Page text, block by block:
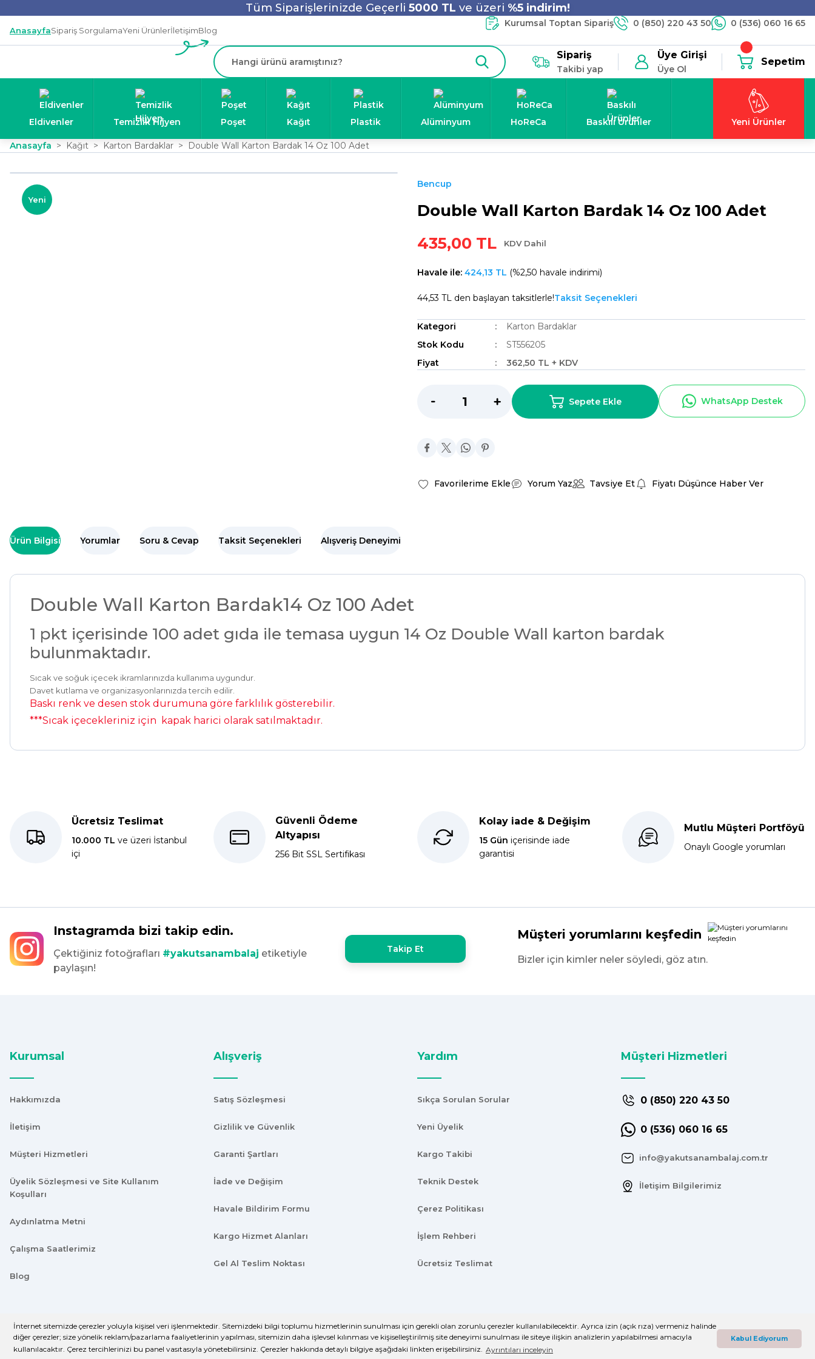
İnternet sitemizde çerezler yoluyla kişisel veri işlenmektedir. Sitemizdeki bilgi toplumu hizmetlerinin sunulması için gerekli olan zorunlu çerezler kullanılabilecektir. Ayrıca izin (açık rıza) vermeniz halinde
diğer çerezler; size yönelik reklam/pazarlama faaliyetlerinin yapılması, sitemizin daha işlevsel kılınması ve kişiselleştirilmiş site deneyimi sunulması ile siteye ilişkin analizlerin yapılabilmesi amacıyla
kullanılacaktır. Çerez tercihlerinizi bu panel vasıtasıyla yönetebilirsiniz. Çerezler hakkında detaylı bilgiye aşağıdaki linkten erişebilirsiniz. Ayrıntıları inceleyin
Kabul Ediyorum
Tüm Siparişlerinizde Geçerli 5000 TL ve üzeri %5 indirim!
AnasayfaSipariş SorgulamaYeni ÜrünlerİletişimBlog
Kurumsal Toptan Sipariş 0 (850) 220 43 50 0 (536) 060 16 65
Sipariş
Takibi yap
Üye Girişi
Üye Ol
Sepetim
Eldivenler Temizlik Hijyen Poşet Kağıt Plastik Alüminyum HoReCa Baskılı Ürünler Yeni Ürünler
Anasayfa Kağıt Karton Bardaklar Double Wall Karton Bardak 14 Oz 100 Adet
Yeni
Bencup
Double Wall Karton Bardak 14 Oz 100 Adet
435,00 TL
KDV Dahil
Havale ile: 424,13 TL (%2,50 havale indirimi)
44,53 TL den başlayan taksitlerle!Taksit Seçenekleri
Kategori
Karton Bardaklar
Stok Kodu
ST556205
Fiyat
362,50 TL + KDV
Sepete Ekle WhatsApp Destek
Yorum Yaz Tavsiye Et Fiyatı Düşünce Haber Ver
Ürün Bilgisi Yorumlar Soru & Cevap Taksit Seçenekleri Alışveriş Deneyimi
Double Wall Karton Bardak14 Oz 100 Adet
1 pkt içerisinde 100 adet gıda ile temasa uygun 14 Oz Double Wall karton bardak
bulunmaktadır.
Sıcak ve soğuk içecek ikramlarınızda kullanıma uygundur.
Davet kutlama ve organizasyonlarınızda tercih edilir.
Baskı renk ve desen stok durumuna göre farklılık gösterebilir.
***Sıcak içecekleriniz için kapak harici olarak satılmaktadır.
Dolphin aynı kalitede . Hızlı kargo ve teslimat için ayrıca teşekkür ederim.
S... C... | 06/08/2025
kargo hızlı çıkıyor x firma da fiyatlar daha uygundu ama kalite yoktu bu kalitede uygunluğa
devam ettikçe sizinleyiz
Çok iyi.
ismail tunca | 26/07/2024
Kısa zamanda siparişim geldi teşekkür ederim ürün istediğim kalitede
Y... A... | 18/07/2024
Uzun süredir alışveriş yapıyorum herşey çok iyi kalite ve fiyatları uygun .Ana son siparişimde
Kolay işlem, hızlı sipariş oluşturma, hızlı kargo
Ücretsiz Teslimat
10.000 TL ve üzeri İstanbul
içi
Güvenli Ödeme
Altyapısı
256 Bit SSL Sertifikası
Kolay iade & Değişim
15 Gün içerisinde iade
garantisi
Mutlu Müşteri Portföyü
Onaylı Google yorumları
Instagramda bizi takip edin.
Çektiğiniz fotoğrafları #yakutsanambalaj etiketiyle
paylaşın!
Takip Et
Müşteri yorumlarını keşfedin
Bizler için kimler neler söyledi, göz atın.
Kurumsal
Hakkımızda
İletişim
Müşteri Hizmetleri
Üyelik Sözleşmesi ve Site Kullanım
Koşulları
Aydınlatma Metni
Çalışma Saatlerimiz
Blog
Alışveriş
Satış Sözleşmesi
Gizlilik ve Güvenlik
Garanti Şartları
İade ve Değişim
Havale Bildirim Formu
Kargo Hizmet Alanları
Gel Al Teslim Noktası
Yardım
Sıkça Sorulan Sorular
Yeni Üyelik
Kargo Takibi
Teknik Destek
Çerez Politikası
İşlem Rehberi
Ücretsiz Teslimat
Müşteri Hizmetleri
0 (850) 220 43 50
0 (536) 060 16 65
info@yakutsanambalaj.com.tr
İletişim Bilgilerimiz
© Tüm Hakları Saklıdır. Kredi kartı bilgileriniz 256bit SSL sertifikası ile korunmaktadır.
ideasoft e- ile